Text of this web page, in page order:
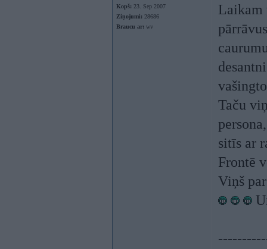
Kopš: 23. Sep 2007
Ziņojumi: 28686
Braucu ar: wv
Laikam
Taču
sitīs ar
Frontē
Viņš